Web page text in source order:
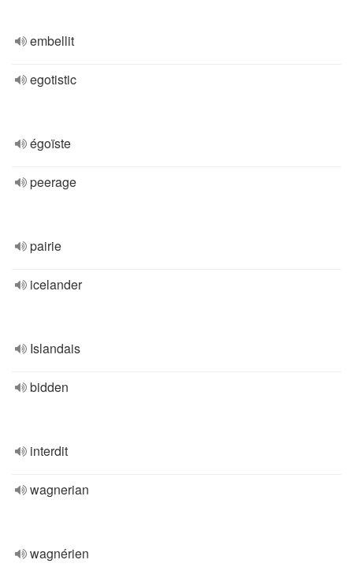
embellit
egotistic
égoïste
peerage
pairie
icelander
Islandais
bidden
interdit
wagnerian
wagnérien